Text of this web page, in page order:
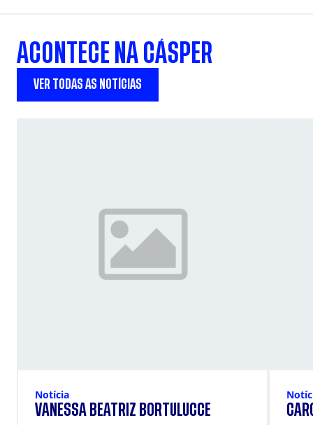
ACONTECE NA CÁSPER
VER TODAS AS NOTÍCIAS
Notícia
VANESSA BEATRIZ BORTULUCCE